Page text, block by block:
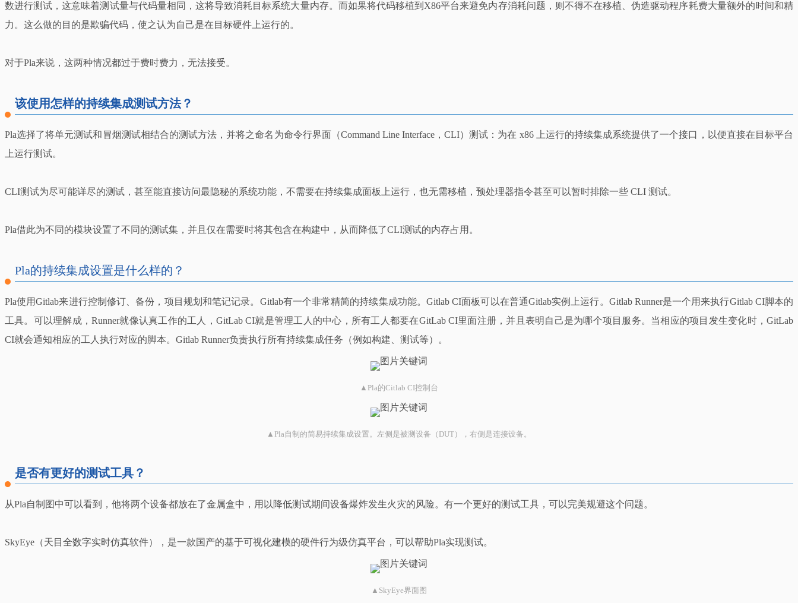
数进行测试，这意味着测试量与代码量相同，这将导致消耗目标系统大量内存。而如果将代码移植到X86平台来避免内存消耗问题，则不得不在移植、伪造驱动程序耗费大量额外的时间和精
力。这么做的目的是欺骗代码，使之认为自己是在目标硬件上运行的。
对于Pla来说，这两种情况都过于费时费力，无法接受。
该使用怎样的持续集成测试方法？
Pla选择了将单元测试和冒烟测试相结合的测试方法，并将之命名为命令行界面（Command Line Interface，CLI）测试：为在 x86 上运行的持续集成系统提供了一个接口，以便直接在目标平台
上运行测试。
CLI测试为尽可能详尽的测试，甚至能直接访问最隐秘的系统功能，不需要在持续集成面板上运行，也无需移植，预处理器指令甚至可以暂时排除一些 CLI 测试。
Pla借此为不同的模块设置了不同的测试集，并且仅在需要时将其包含在构建中，从而降低了CLI测试的内存占用。
Pla的持续集成设置是什么样的？
Pla使用Gitlab来进行控制修订、备份，项目规划和笔记记录。Gitlab有一个非常精简的持续集成功能。Gitlab CI面板可以在普通Gitlab实例上运行。Gitlab Runner是一个用来执行Gitlab CI脚本的
工具。可以理解成，Runner就像认真工作的工人，GitLab CI就是管理工人的中心，所有工人都要在GitLab CI里面注册，并且表明自己是为哪个项目服务。当相应的项目发生变化时，GitLab
CI就会通知相应的工人执行对应的脚本。Gitlab Runner负责执行所有持续集成任务（例如构建、测试等）。
▲Pla的Citlab CI控制台
▲Pla自制的简易持续集成设置。左侧是被测设备（DUT），右侧是连接设备。
是否有更好的测试工具？
从Pla自制图中可以看到，他将两个设备都放在了金属盒中，用以降低测试期间设备爆炸发生火灾的风险。有一个更好的测试工具，可以完美规避这个问题。
SkyEye（天目全数字实时仿真软件），是一款国产的基于可视化建模的硬件行为级仿真平台，可以帮助Pla实现测试。
▲SkyEye界面图